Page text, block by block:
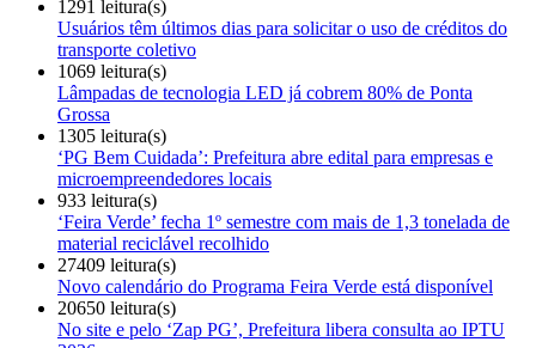
1291 leitura(s)
Usuários têm últimos dias para solicitar o uso de créditos do
transporte coletivo
1069 leitura(s)
Lâmpadas de tecnologia LED já cobrem 80% de Ponta
Grossa
1305 leitura(s)
‘PG Bem Cuidada’: Prefeitura abre edital para empresas e
microempreendedores locais
933 leitura(s)
‘Feira Verde’ fecha 1º semestre com mais de 1,3 tonelada de
material reciclável recolhido
27409 leitura(s)
Novo calendário do Programa Feira Verde está disponível
20650 leitura(s)
No site e pelo ‘Zap PG’, Prefeitura libera consulta ao IPTU